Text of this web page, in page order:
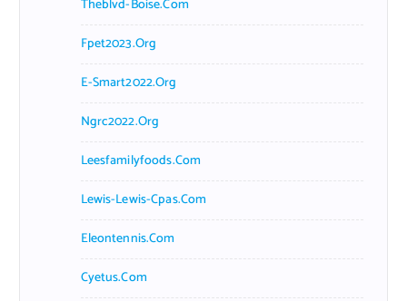
Theblvd-Boise.com
Fpet2023.org
E-Smart2022.org
Ngrc2022.org
Leesfamilyfoods.com
Lewis-Lewis-Cpas.com
Eleontennis.com
Cyetus.com